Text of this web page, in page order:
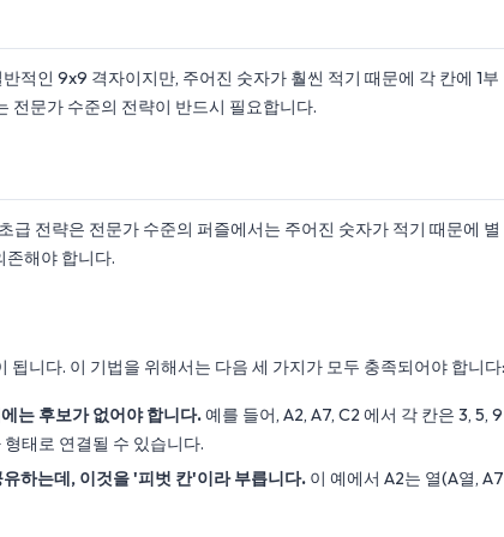
적인 9x9 격자이지만, 주어진 숫자가 훨씬 적기 때문에 각 칸에 1부
전문가 수준의 전략이 반드시 필요합니다.
급 전략은 전문가 수준의 퍼즐에서는 주어진 숫자가 적기 때문에 별
존해야 합니다.
니다. 이 기법을 위해서는 다음 세 가지가 모두 충족되어야 합니다:
는 후보가 없어야 합니다.예를 들어, A2, A7, C2 에서 각 칸은 3, 5, 9
태로 연결될 수 있습니다.
하는데, 이것을 '피벗 칸'이라 부릅니다. 이 예에서 A2는 열(A열, A7